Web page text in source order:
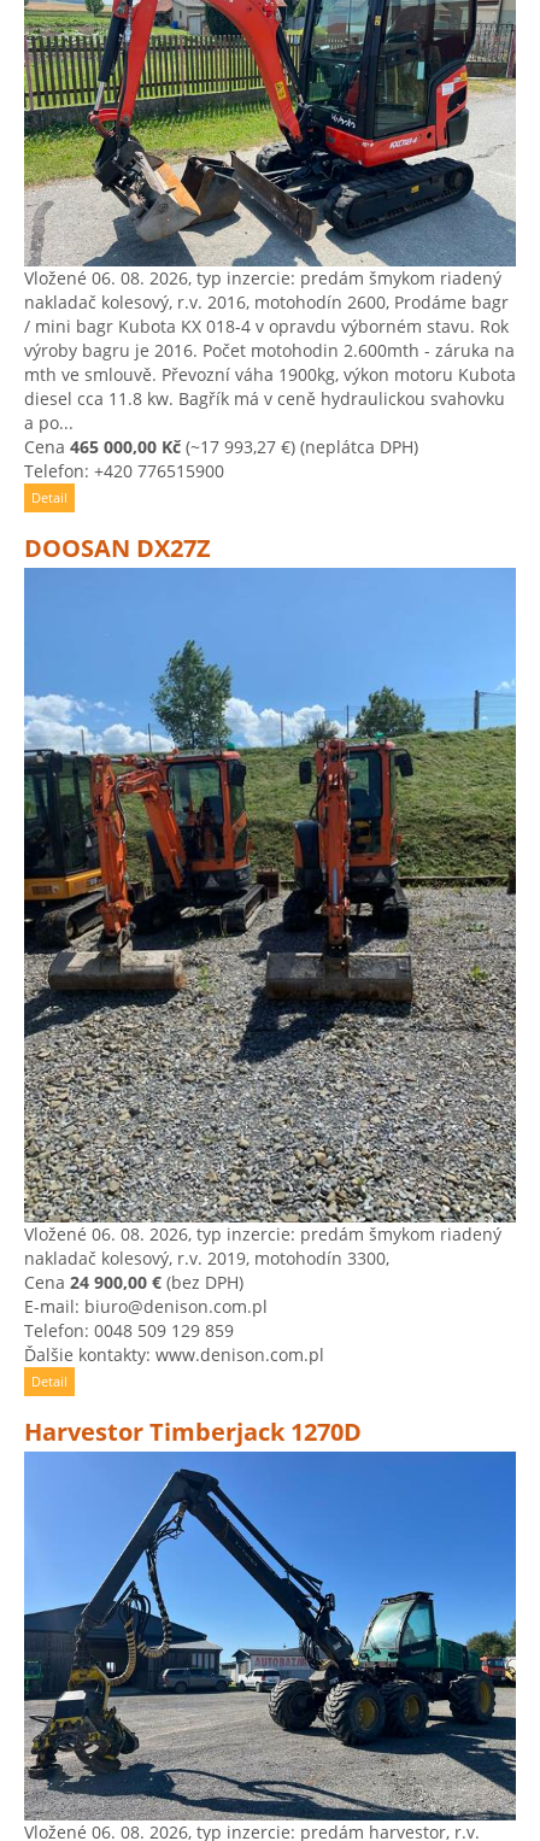
Vložené 06. 08. 2026, typ inzercie: predám šmykom riadený
nakladač kolesový, r.v. 2016, motohodín 2600, Prodáme bagr
/ mini bagr Kubota KX 018-4 v opravdu výborném stavu. Rok
výroby bagru je 2016. Počet motohodin 2.600mth - záruka na
mth ve smlouvě. Převozní váha 1900kg, výkon motoru Kubota
diesel cca 11.8 kw. Bagřík má v ceně hydraulickou svahovku
a po...
Cena 465 000,00 Kč (~17 993,27 €) (neplátca DPH)
Telefon: +420 776515900
Detail
DOOSAN DX27Z
Vložené 06. 08. 2026, typ inzercie: predám šmykom riadený
nakladač kolesový, r.v. 2019, motohodín 3300,
Cena 24 900,00 € (bez DPH)
E-mail: biuro@denison.com.pl
Telefon: 0048 509 129 859
Ďalšie kontakty: www.denison.com.pl
Detail
Harvestor Timberjack 1270D
Vložené 06. 08. 2026, typ inzercie: predám harvestor, r.v.